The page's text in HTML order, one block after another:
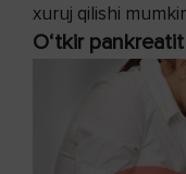
xuruj qilishi
O‘tkir